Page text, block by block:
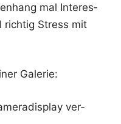
mal Inter­es­
rich­tig Stress mit
Galerie:
ver­